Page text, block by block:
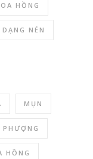
HỒNG
NÉN
MỤN
PHƯỢNG
HỒNG